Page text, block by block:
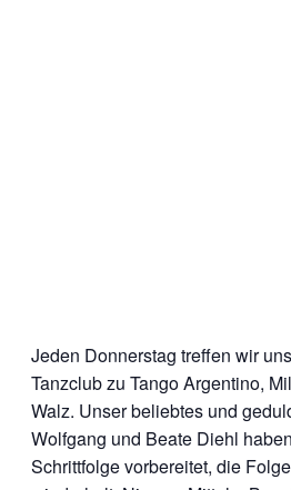
Jeden Donnerstag treffen wir
Tanzclub zu Tango Argentino,
Walz. Unser beliebtes und
Wolfgang und Beate Diehl
Schrittfolge vorbereitet, die